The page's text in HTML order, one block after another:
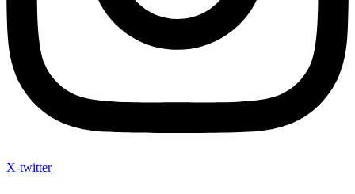
X-twitter